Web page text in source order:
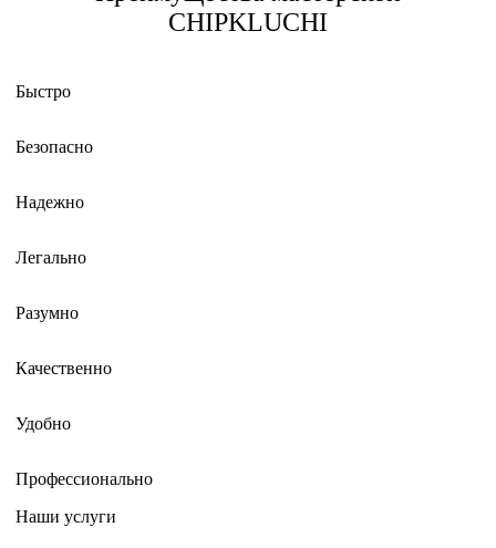
CHIPKLUCHI
Быстро
Безопасно
Надежно
Легально
Разумно
Качественно
Удобно
Профессионально
Наши услуги